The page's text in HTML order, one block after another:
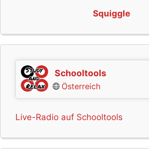
Squiggle
Schooltools
Österreich
Live-Radio auf Schooltools